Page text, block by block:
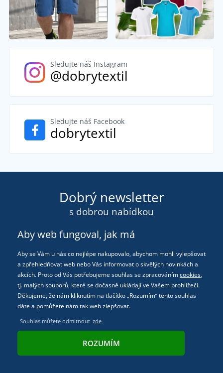
Sledujte náš Instagram
@dobrytextil
Sledujte náš Facebook
dobrytextil
Dobrý newsletter
s dobrou nabídkou
Aby web fungoval, jak má
Aby se Vám u nás co nejlépe nakupovalo, abychom mohli vylepšovat
a zpřehledňovat web nebo Vás informovat o skvělých novinkách a
akcích. Proto od Vás potřebujeme souhlas se zpracovánímcookies,
tj. malých souborů, které se dočasně ukládají ve Vašem prohlížeči.
Děkujeme, že nám kliknutím na tlačítko „Rozumím“ tento souhlas
dáte a pomůžete nám tak web zlepšovat.
Souhlas můžete odmítnout zde
ROZUMÍM